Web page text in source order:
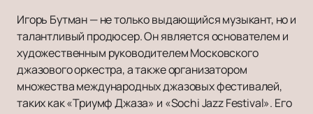
Игорь Бутман — не только выдающийся музыкант, но и
талантливый продюсер. Он является основателем и
художественным руководителем Московского
джазового оркестра, а также организатором
множества международных джазовых фестивалей,
таких как «Триумф Джаза» и «Sochi Jazz Festival». Его